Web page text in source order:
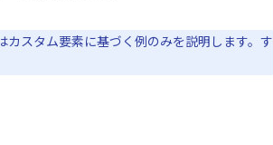
スタム要素に基づく例のみを説明します。す